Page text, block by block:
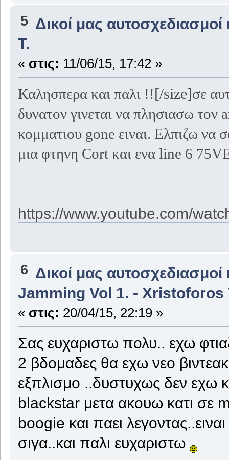
5 Δικοί μας αυτοσχεδιασμοί
T.
« στις: 11/06/15, 17:42 »
Καλησπερα και παλι !![/size]σε
δυνατον γινεται να πλησιασω
κομματιου gone ειναι. Ελπιζω να
μια φτηνη Cort και ενα line 6
https://www.youtube.com/
6 Δικοί μας αυτοσχεδιασμοί
Jamming Vol 1. - Xristoforos
« στις: 20/04/15, 22:19 »
Σας ευχαριστω πολυ.. εχω
2 βδομαδες θα εχω νεο
εξπλισμο ..δυστυχως δεν εχω
blackstar μετα ακουω κατι σε
boogie και παει
σιγα..και παλι ευχαριστω